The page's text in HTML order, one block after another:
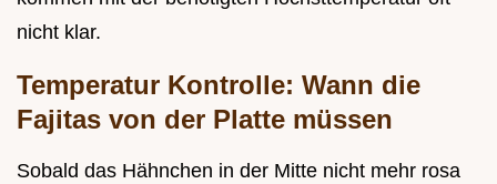
nicht klar.
Temperatur Kontrolle: Wann die
Fajitas von der Platte müssen
Sobald das Hähnchen in der Mitte nicht mehr rosa